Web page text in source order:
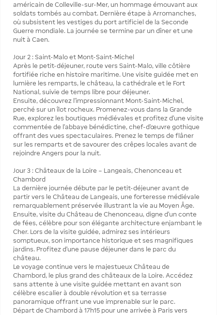
américain de Colleville-sur-Mer, un hommage émouvant aux
soldats tombés au combat. Dernière étape à Arromanches,
où subsistent les vestiges du port artificiel de la Seconde
Guerre mondiale. La journée se termine par un dîner et une
nuit à Caen.
Jour 2 : Saint-Malo et Mont-Saint-Michel
Après le petit-déjeuner, route vers Saint-Malo, ville côtière
fortifiée riche en histoire maritime. Une visite guidée met en
lumière les remparts, le château, la cathédrale et le Fort
National, suivie de temps libre pour déjeuner.
Ensuite, découvrez l’impressionnant Mont-Saint-Michel,
perché sur un îlot rocheux. Promenez-vous dans la Grande
Rue, explorez les boutiques médiévales et profitez d’une visite
commentée de l’abbaye bénédictine, chef-d’œuvre gothique
offrant des vues spectaculaires. Prenez le temps de flâner
sur les remparts et de savourer des crêpes locales avant de
rejoindre Angers pour la nuit.
Jour 3 : Châteaux de la Loire – Langeais, Chenonceau et
Chambord
La dernière journée débute par le petit-déjeuner avant de
partir vers le Château de Langeais, une forteresse médiévale
remarquablement préservée illustrant la vie au Moyen Âge.
Ensuite, visite du Château de Chenonceau, digne d’un conte
de fées, célèbre pour son élégante architecture enjambant le
Cher. Lors de la visite guidée, admirez ses intérieurs
somptueux, son importance historique et ses magnifiques
jardins. Profitez d’une pause déjeuner dans le parc du
château.
Le voyage continue vers le majestueux Château de
Chambord, le plus grand des châteaux de la Loire. Accédez
sans attente à une visite guidée mettant en avant son
célèbre escalier à double révolution et sa terrasse
panoramique offrant une vue imprenable sur le parc.
Départ de Chambord à 17h15 pour une arrivée à Paris vers